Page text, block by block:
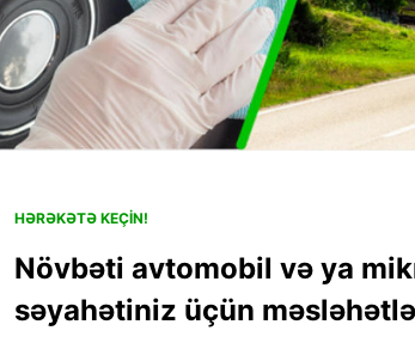
HƏRƏKƏTƏ KEÇIN!
Növbəti avtomobil və ya
səyahətiniz üçün